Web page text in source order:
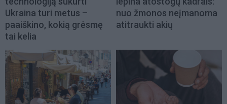
Ukraina turi metus –
paaiškino, kokią grėsmę
tai kelia
nuo žmonos neįmanoma
atitraukti akių